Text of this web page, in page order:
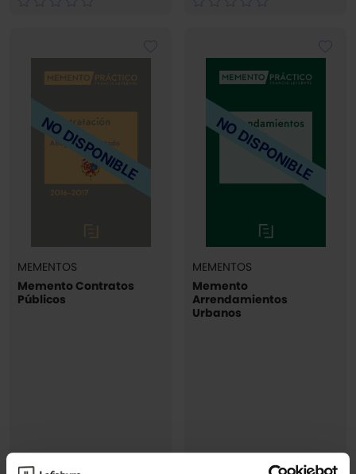
NO DISPONIBLE
MEMENTOS
Memento Contratos
Públicos
NO DISPONIBLE
MEMENTOS
Memento
Arrendamientos
Urbanos
(1)